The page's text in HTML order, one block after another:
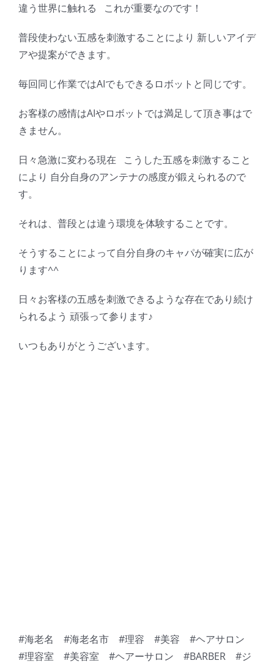
違う世界に触れる これが重要なのです！
普段使わない五感を刺激することにより 新しいアイデ
アや提案ができます。
毎回同じ作業ではAIでもできるロボットと同じです。
お客様の感情はAIやロボットでは満足して頂き事はで
きません。
日々急激に変わる現在 こうした五感を刺激すること
により 自分自身のアンテナの感度が鍛えられるので
す。
それは、普段とは違う環境を体験することです。
そうすることによって自分自身のキャパが確実に広が
ります^^
日々お客様の五感を刺激できるような存在であり続け
られるよう 頑張って参ります♪
いつもありがとうございます。
#海老名 #海老名市 #理容 #美容 #ヘアサロン
#理容室 #美容室 #ヘアーサロン #BARBER #ジ